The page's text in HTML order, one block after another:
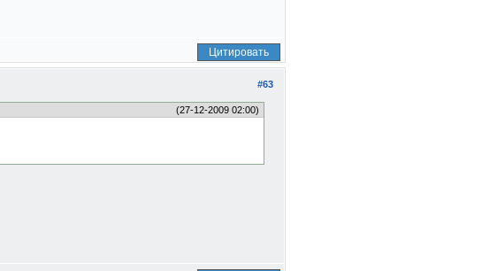
Цитировать
#63
(27-12-2009 02:00)